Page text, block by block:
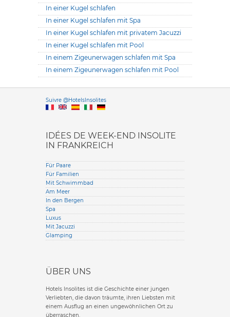
In einer Kugel schlafen
In einer Kugel schlafen mit Spa
In einer Kugel schlafen mit privatem Jacuzzi
In einer Kugel schlafen mit Pool
In einem Zigeunerwagen schlafen mit Spa
In einem Zigeunerwagen schlafen mit Pool
Suivre @HotelsInsolitesVersione
IDÉES DE WEEK-END INSOLITE
IN FRANKREICH
Für Paare
Für Familien
Mit Schwimmbad
Am Meer
In den Bergen
Spa
Luxus
Mit Jacuzzi
Glamping
ÜBER UNS
Hotels Insolites ist die Geschichte einer jungen
Verliebten, die davon träumte, ihren Liebsten mit
einem Ausflug an einen ungewöhnlichen Ort zu
überraschen.